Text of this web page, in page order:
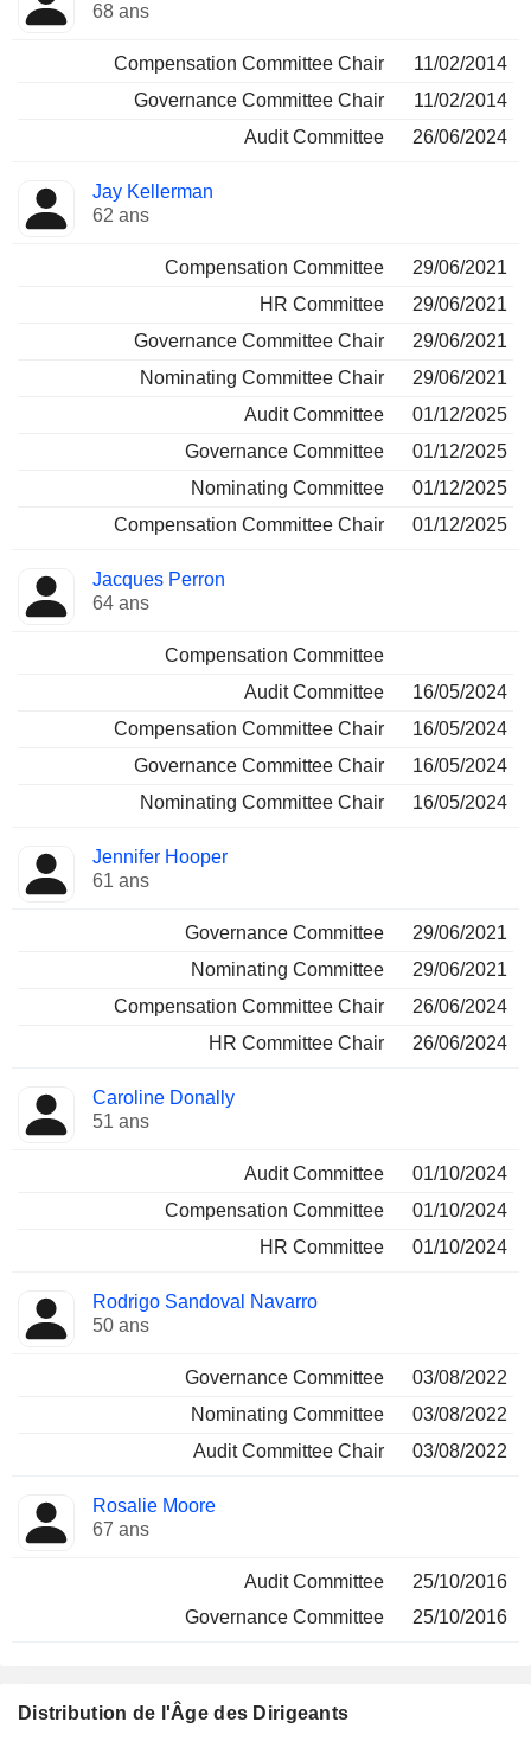
68 ans
Compensation Committee Chair
11/02/2014
Governance Committee Chair
11/02/2014
Audit Committee
26/06/2024
Jay Kellerman
62 ans
Compensation Committee
29/06/2021
HR Committee
29/06/2021
Governance Committee Chair
29/06/2021
Nominating Committee Chair
29/06/2021
Audit Committee
01/12/2025
Governance Committee
01/12/2025
Nominating Committee
01/12/2025
Compensation Committee Chair
01/12/2025
Jacques Perron
64 ans
Compensation Committee
Audit Committee
16/05/2024
Compensation Committee Chair
16/05/2024
Governance Committee Chair
16/05/2024
Nominating Committee Chair
16/05/2024
Jennifer Hooper
61 ans
Governance Committee
29/06/2021
Nominating Committee
29/06/2021
Compensation Committee Chair
26/06/2024
HR Committee Chair
26/06/2024
Caroline Donally
51 ans
Audit Committee
01/10/2024
Compensation Committee
01/10/2024
HR Committee
01/10/2024
Rodrigo Sandoval Navarro
50 ans
Governance Committee
03/08/2022
Nominating Committee
03/08/2022
Audit Committee Chair
03/08/2022
Rosalie Moore
67 ans
Audit Committee
25/10/2016
Governance Committee
25/10/2016
Distribution de l'Âge des Dirigeants